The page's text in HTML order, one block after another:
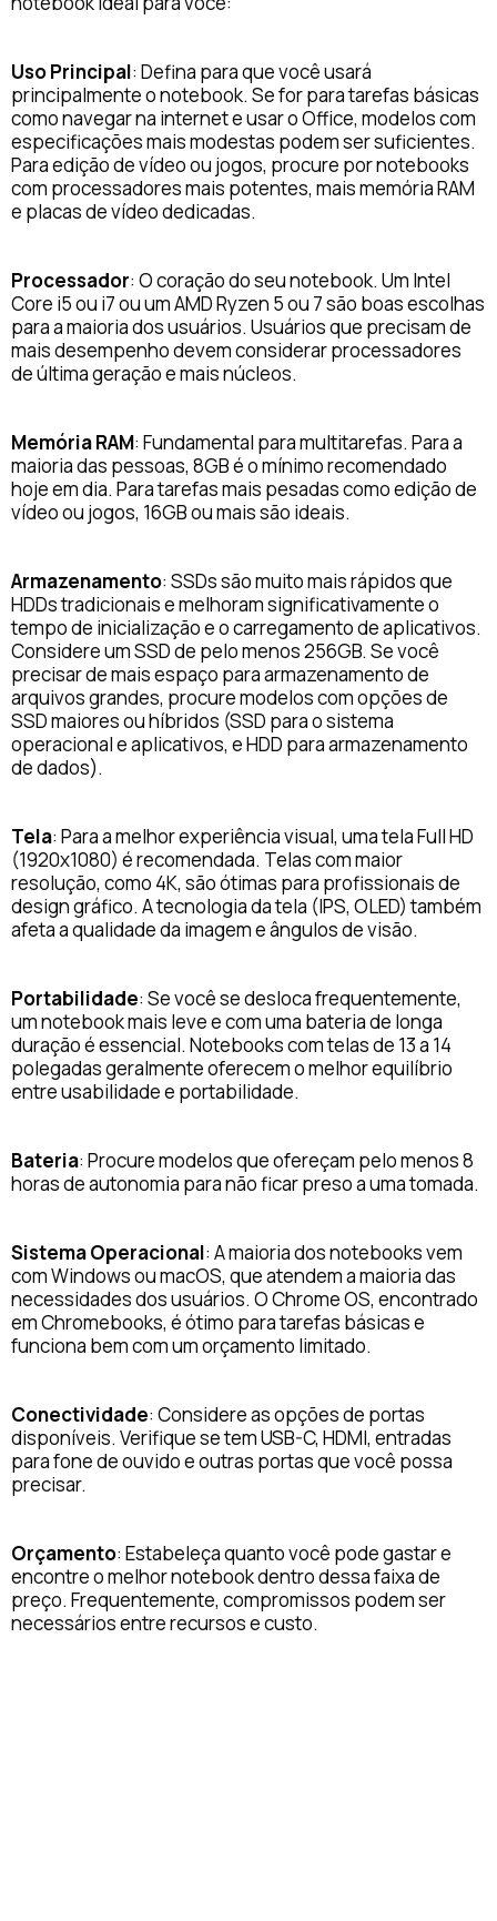
Uso Principal: Defina para que você usará
principalmente o notebook. Se for para tarefas básicas
como navegar na internet e usar o Office, modelos com
especificações mais modestas podem ser suficientes.
Para edição de vídeo ou jogos, procure por notebooks
com processadores mais potentes, mais memória RAM
e placas de vídeo dedicadas.
Processador: O coração do seu notebook. Um Intel
Core i5 ou i7 ou um AMD Ryzen 5 ou 7 são boas escolhas
para a maioria dos usuários. Usuários que precisam de
mais desempenho devem considerar processadores
de última geração e mais núcleos.
Memória RAM: Fundamental para multitarefas. Para a
maioria das pessoas, 8GB é o mínimo recomendado
hoje em dia. Para tarefas mais pesadas como edição de
vídeo ou jogos, 16GB ou mais são ideais.
Armazenamento: SSDs são muito mais rápidos que
HDDs tradicionais e melhoram significativamente o
tempo de inicialização e o carregamento de aplicativos.
Considere um SSD de pelo menos 256GB. Se você
precisar de mais espaço para armazenamento de
arquivos grandes, procure modelos com opções de
SSD maiores ou híbridos (SSD para o sistema
operacional e aplicativos, e HDD para armazenamento
de dados).
Tela: Para a melhor experiência visual, uma tela Full HD
(1920x1080) é recomendada. Telas com maior
resolução, como 4K, são ótimas para profissionais de
design gráfico. A tecnologia da tela (IPS, OLED) também
afeta a qualidade da imagem e ângulos de visão.
Portabilidade: Se você se desloca frequentemente,
um notebook mais leve e com uma bateria de longa
duração é essencial. Notebooks com telas de 13 a 14
polegadas geralmente oferecem o melhor equilíbrio
entre usabilidade e portabilidade.
Bateria: Procure modelos que ofereçam pelo menos 8
horas de autonomia para não ficar preso a uma tomada.
Sistema Operacional: A maioria dos notebooks vem
com Windows ou macOS, que atendem a maioria das
necessidades dos usuários. O Chrome OS, encontrado
em Chromebooks, é ótimo para tarefas básicas e
funciona bem com um orçamento limitado.
Conectividade: Considere as opções de portas
disponíveis. Verifique se tem USB-C, HDMI, entradas
para fone de ouvido e outras portas que você possa
precisar.
Orçamento: Estabeleça quanto você pode gastar e
encontre o melhor notebook dentro dessa faixa de
preço. Frequentemente, compromissos podem ser
necessários entre recursos e custo.